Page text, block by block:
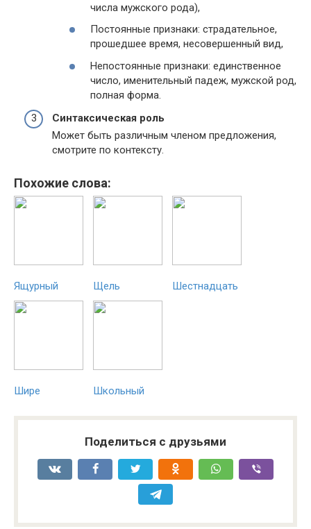
числа мужского рода),
Постоянные признаки: страдательное,
прошедшее время, несовершенный вид,
Непостоянные признаки: единственное
число, именительный падеж, мужской род,
полная форма.
Синтаксическая роль
Может быть различным членом предложения,
смотрите по контексту.
Похожие слова:
Ящурный Щель Шестнадцать
Шире Школьный
Поделиться с друзьями